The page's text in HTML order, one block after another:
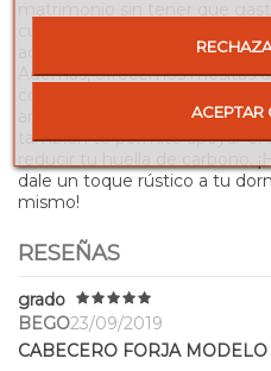
acabado, este cabecero se
Además, ofrecemos mesitas
artesanal, este cabecero no
también te permite apoyar el
dale un toque rústico a tu
mismo!
RESEÑAS
grado
BEGO23/09/2019
CABECERO FORJA MODELO
ACEPTAR